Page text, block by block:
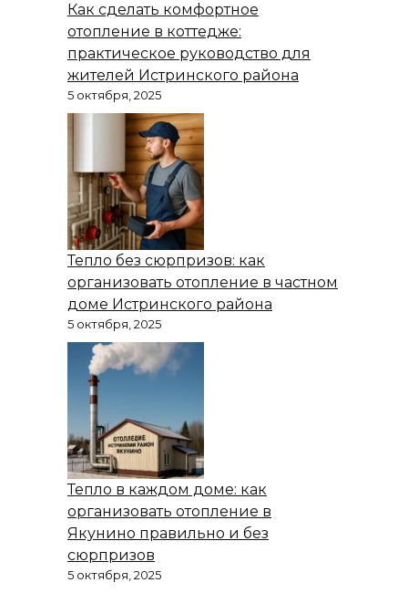
Как сделать комфортное
отопление в коттедже:
практическое руководство для
жителей Истринского района
5 октября, 2025
Тепло без сюрпризов: как
организовать отопление в частном
доме Истринского района
5 октября, 2025
Тепло в каждом доме: как
организовать отопление в
Якунино правильно и без
сюрпризов
5 октября, 2025